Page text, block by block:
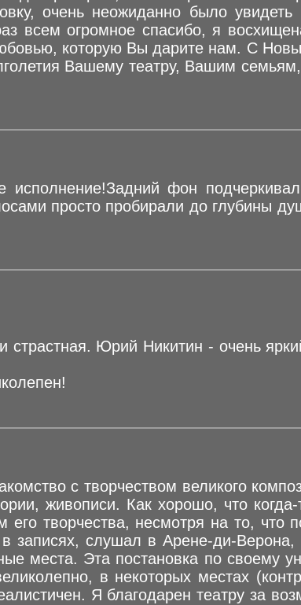
очень неожиданно было увидеть
всем огромное спасибо, я
которую Вы дарите нам. С
Вашему театру, Вашим
фон подчеркивал
просто пробирали до глубины
страстная. Юрий Никитин - очень
с творчеством великого
живописи. Как хорошо, что
творчества, несмотря на то, что
слушал в Арене-ди-Верона,
места. Эта постановка по своему
в некоторых местах
Я благодарен театру за